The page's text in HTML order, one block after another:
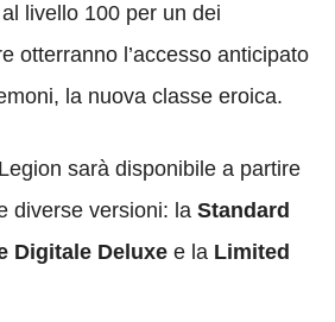
livello 100 per un dei
otterranno l’accesso anticipato
la nuova classe eroica.
sarà disponibile a partire
diverse versioni: la Standard
Digitale Deluxe e la Limited